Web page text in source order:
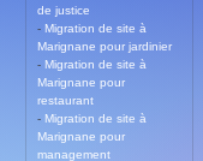
de justice
- Migration de site à
Marignane pour jardinier
- Migration de site à
Marignane pour
restaurant
- Migration de site à
Marignane pour
management